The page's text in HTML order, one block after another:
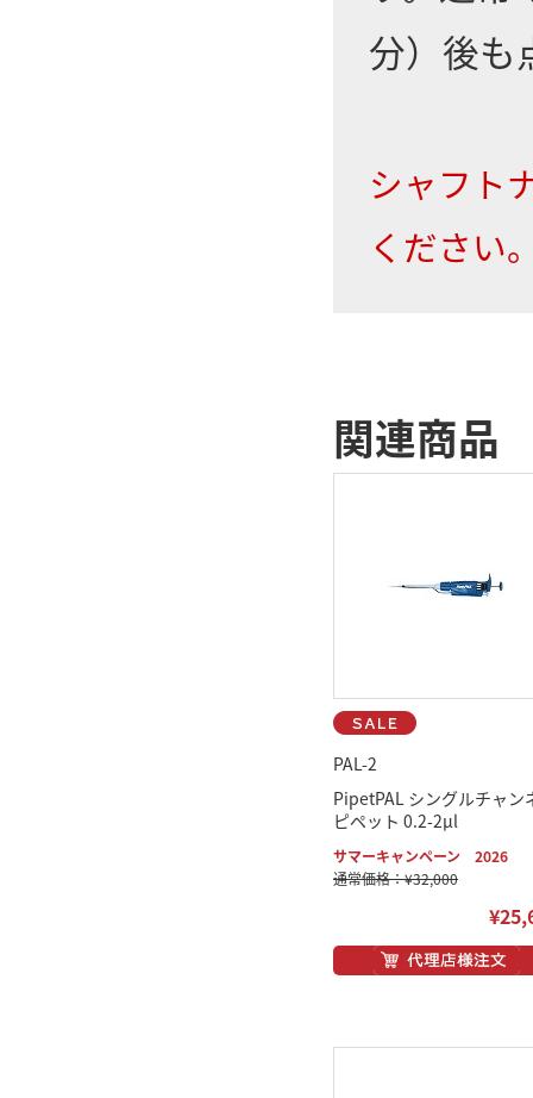
分）後も
シャフト
ください
関連商品
PAL-2
PipetPAL シングルチャン
ピペット 0.2-2μl
サマーキャンペーン 2026
通常価格：¥32,000